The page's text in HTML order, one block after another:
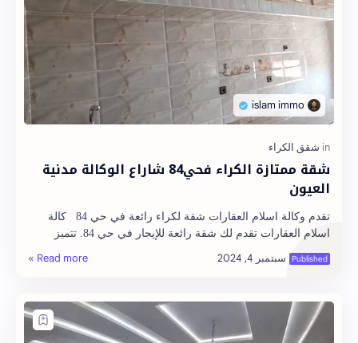
شقة ممتازة الكراء فحي84 شاراع الوكالة مدنية
العيون
تقدم وكالة اسلام العقارات شقة لكراء رائعة في حي 84 كالة
اسلام العقارات تقدم لك شقة رائعة للإيجار في حي 84. تتميز
الشقة بموقع استراتيجي ومساحات واس…